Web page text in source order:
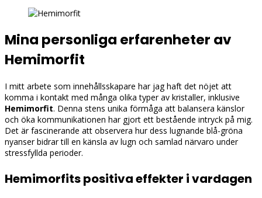
Mina personliga erfarenheter av
Hemimorfit
I mitt arbete som innehållsskapare har jag haft det nöjet att
komma i kontakt med många olika typer av kristaller, inklusive
Hemimorfit. Denna stens unika förmåga att balansera känslor
och öka kommunikationen har gjort ett bestående intryck på mig.
Det är fascinerande att observera hur dess lugnande blå-gröna
nyanser bidrar till en känsla av lugn och samlad närvaro under
stressfyllda perioder.
Hemimorfits positiva effekter i vardagen